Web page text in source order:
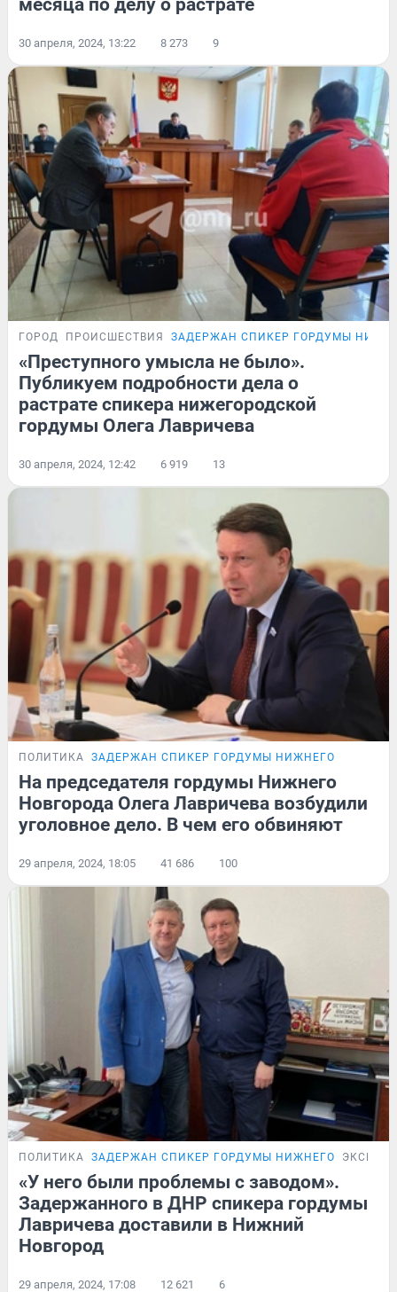
месяца по делу о растрате
30 апреля, 2024, 13:22 8 273 9
ГОРОД ПРОИСШЕСТВИЯ ЗАДЕРЖАН СПИКЕР ГОРДУМЫ
«Преступного умысла не было».
Публикуем подробности дела о
растрате спикера нижегородской
гордумы Олега Лавричева
30 апреля, 2024, 12:42 6 919 13
ПОЛИТИКА ЗАДЕРЖАН СПИКЕР ГОРДУМЫ НИЖНЕГО
На председателя гордумы Нижнего
Новгорода Олега Лавричева возбудили
уголовное дело. В чем его обвиняют
29 апреля, 2024, 18:05 41 686 100
ПОЛИТИКА ЗАДЕРЖАН СПИКЕР ГОРДУМЫ НИЖНЕГО
«У него были проблемы с заводом».
Задержанного в ДНР спикера гордумы
Лавричева доставили в Нижний
Новгород
29 апреля, 2024, 17:08 12 621 6